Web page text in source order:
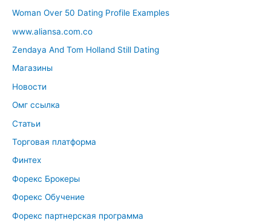
Woman Over 50 Dating Profile Examples
www.aliansa.com.co
Zendaya And Tom Holland Still Dating
Магазины
Новости
Омг ссылка
Статьи
Торговая платформа
Финтех
Форекс Брокеры
Форекс Обучение
Форекс партнерская программа